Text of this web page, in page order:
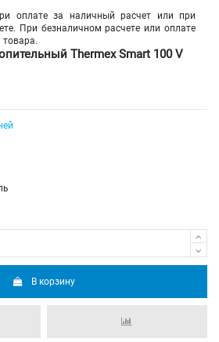
оплате за наличный расчет или при
При безналичном расчете или оплате
товара.
Thermex Smart 100 V
В корзину